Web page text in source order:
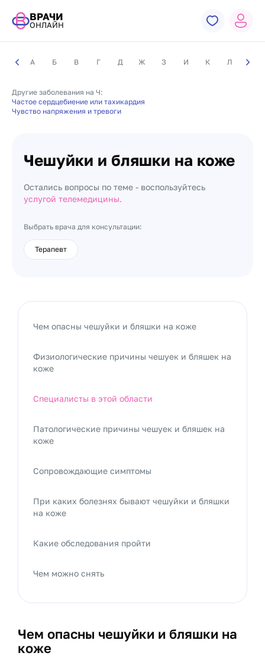
ВРАЧИ
ОНЛАЙН
А Б В Г Д Ж З И К Л М
Другие заболевания на Ч:
Частое сердцебиение или тахикардия
Чувство напряжения и тревоги
Чешуйки и бляшки на коже
Остались вопросы по теме - воспользуйтесь
услугой телемедицины.
Выбрать врача для консультации:
Терапевт
Чем опасны чешуйки и бляшки на
коже
Чем опасны чешуйки и бляшки на коже
Физиологические причины чешуек и бляшек на
коже
Специалисты в этой области
Патологические причины чешуек и бляшек на
коже
Сопровождающие симптомы
При каких болезнях бывают чешуйки и бляшки
на коже
Какие обследования пройти
Чем можно снять